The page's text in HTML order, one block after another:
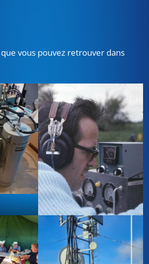
vous pouvez retrouver dans